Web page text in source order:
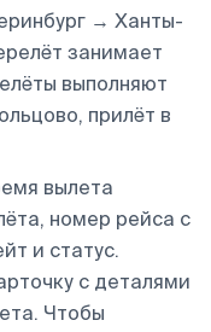
→ Ханты-
занимает
выполняют
прилёт в
вылета
номер рейса с
и статус.
с деталями
Чтобы